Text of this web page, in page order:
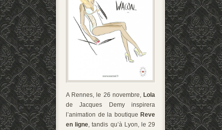
A Rennes, le 26 novembre, Lola
de Jacques Demy inspirera
l’animation de la boutique Reve
en ligne, tandis qu’à Lyon, le 29